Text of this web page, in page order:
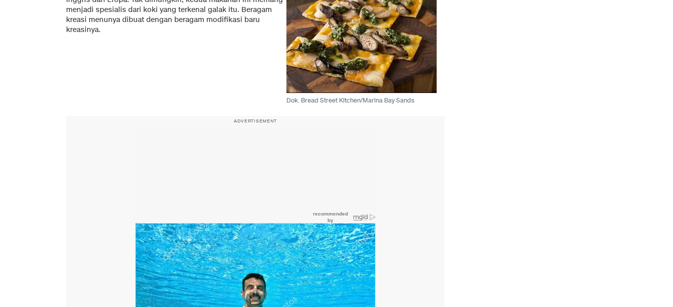
Dok. Bread Street Kitchen/Marina Bay Sands
menjadi spesialis dari koki yang terkenal galak itu. Beragam
kreasi menunya dibuat dengan beragam modifikasi baru
kreasinya.
ADVERTISEMENT